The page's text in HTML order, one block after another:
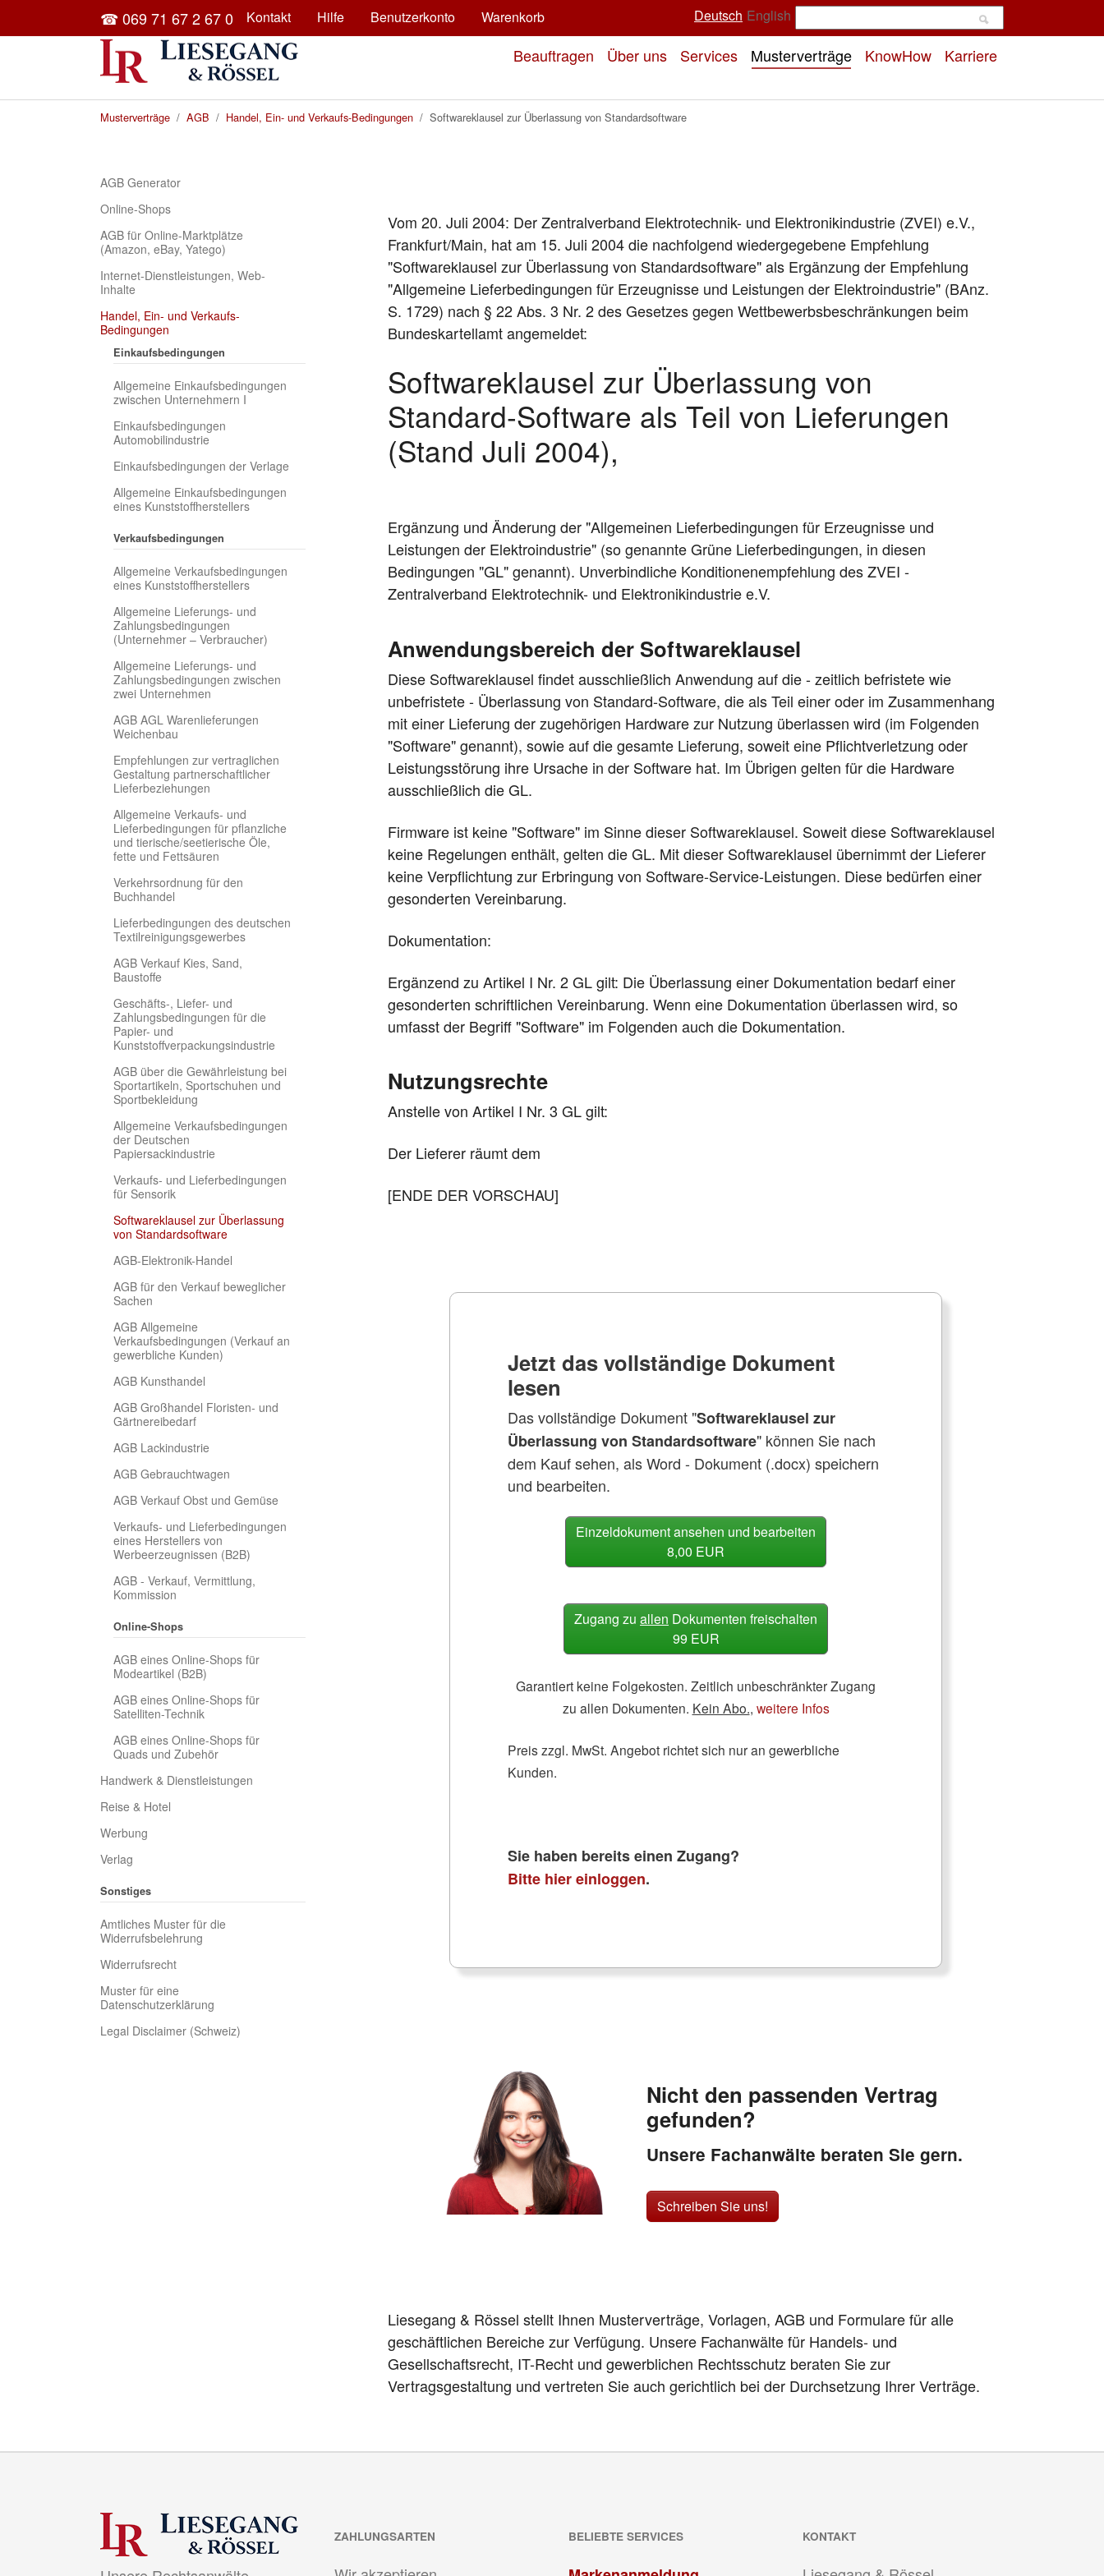
Skip to main content☎ 069 71 67 2 67 0 Kontakt Hilfe Benutzerkonto Warenkorb Deutsch English
Beauftragen Über uns Services Musterverträge KnowHow Karriere
You are here:
Musterverträge AGB Handel, Ein- und Verkaufs-Bedingungen Softwareklausel zur Überlassung von Standardsoftware
AGB Generator
Online-Shops
AGB für Online-Marktplätze
(Amazon, eBay, Yatego)
Internet-Dienstleistungen, Web-
Inhalte
Handel, Ein- und Verkaufs-
Bedingungen
Einkaufsbedingungen
Allgemeine Einkaufsbedingungen
zwischen Unternehmern I
Einkaufsbedingungen
Automobilindustrie
Einkaufsbedingungen der Verlage
Allgemeine Einkaufsbedingungen
eines Kunststoffherstellers
Verkaufsbedingungen
Allgemeine Verkaufsbedingungen
eines Kunststoffherstellers
Allgemeine Lieferungs- und
Zahlungsbedingungen
(Unternehmer – Verbraucher)
Allgemeine Lieferungs- und
Zahlungsbedingungen zwischen
zwei Unternehmen
AGB AGL Warenlieferungen
Weichenbau
Empfehlungen zur vertraglichen
Gestaltung partnerschaftlicher
Lieferbeziehungen
Allgemeine Verkaufs- und
Lieferbedingungen für pflanzliche
und tierische/seetierische Öle,
fette und Fettsäuren
Verkehrsordnung für den
Buchhandel
Lieferbedingungen des deutschen
Textilreinigungsgewerbes
AGB Verkauf Kies, Sand,
Baustoffe
Geschäfts-, Liefer- und
Zahlungsbedingungen für die
Papier- und
Kunststoffverpackungsindustrie
AGB über die Gewährleistung bei
Sportartikeln, Sportschuhen und
Sportbekleidung
Allgemeine Verkaufsbedingungen
der Deutschen
Papiersackindustrie
Verkaufs- und Lieferbedingungen
für Sensorik
Softwareklausel zur Überlassung
von Standardsoftware(current)
AGB-Elektronik-Handel
AGB für den Verkauf beweglicher
Sachen
AGB Allgemeine
Verkaufsbedingungen (Verkauf an
gewerbliche Kunden)
AGB Kunsthandel
AGB Großhandel Floristen- und
Gärtnereibedarf
AGB Lackindustrie
AGB Gebrauchtwagen
AGB Verkauf Obst und Gemüse
Verkaufs- und Lieferbedingungen
eines Herstellers von
Werbeerzeugnissen (B2B)
AGB - Verkauf, Vermittlung,
Kommission
Online-Shops
AGB eines Online-Shops für
Modeartikel (B2B)
AGB eines Online-Shops für
Satelliten-Technik
AGB eines Online-Shops für
Quads und Zubehör
Handwerk & Dienstleistungen
Reise & Hotel
Werbung
Verlag
Sonstiges
Amtliches Muster für die
Widerrufsbelehrung
Widerrufsrecht
Muster für eine
Datenschutzerklärung
Legal Disclaimer (Schweiz)
Vom 20. Juli 2004: Der Zentralverband Elektrotechnik- und Elektronikindustrie (ZVEI) e.V.,
Frankfurt/Main, hat am 15. Juli 2004 die nachfolgend wiedergegebene Empfehlung
"Softwareklausel zur Überlassung von Standardsoftware" als Ergänzung der Empfehlung
"Allgemeine Lieferbedingungen für Erzeugnisse und Leistungen der Elektroindustrie" (BAnz.
S. 1729) nach § 22 Abs. 3 Nr. 2 des Gesetzes gegen Wettbewerbsbeschränkungen beim
Bundeskartellamt angemeldet:
Softwareklausel zur Überlassung von
Standard-Software als Teil von Lieferungen
(Stand Juli 2004),
Ergänzung und Änderung der "Allgemeinen Lieferbedingungen für Erzeugnisse und
Leistungen der Elektroindustrie" (so genannte Grüne Lieferbedingungen, in diesen
Bedingungen "GL" genannt). Unverbindliche Konditionenempfehlung des ZVEI -
Zentralverband Elektrotechnik- und Elektronikindustrie e.V.
Anwendungsbereich der Softwareklausel
Diese Softwareklausel findet ausschließlich Anwendung auf die - zeitlich befristete wie
unbefristete - Überlassung von Standard-Software, die als Teil einer oder im Zusammenhang
mit einer Lieferung der zugehörigen Hardware zur Nutzung überlassen wird (im Folgenden
"Software" genannt), sowie auf die gesamte Lieferung, soweit eine Pflichtverletzung oder
Leistungsstörung ihre Ursache in der Software hat. Im Übrigen gelten für die Hardware
ausschließlich die GL.
Firmware ist keine "Software" im Sinne dieser Softwareklausel. Soweit diese Softwareklausel
keine Regelungen enthält, gelten die GL. Mit dieser Softwareklausel übernimmt der Lieferer
keine Verpflichtung zur Erbringung von Software-Service-Leistungen. Diese bedürfen einer
gesonderten Vereinbarung.
Dokumentation:
Ergänzend zu Artikel I Nr. 2 GL gilt: Die Überlassung einer Dokumentation bedarf einer
gesonderten schriftlichen Vereinbarung. Wenn eine Dokumentation überlassen wird, so
umfasst der Begriff "Software" im Folgenden auch die Dokumentation.
Nutzungsrechte
Anstelle von Artikel I Nr. 3 GL gilt:
Der Lieferer räumt dem
[ENDE DER VORSCHAU]
Jetzt das vollständige Dokument
lesen
Das vollständige Dokument "Softwareklausel zur
Überlassung von Standardsoftware" können Sie nach
dem Kauf sehen, als Word - Dokument (.docx) speichern
und bearbeiten.
Einzeldokument ansehen und bearbeiten
8,00 EUR
Zugang zu allen Dokumenten freischalten
99 EUR
Garantiert keine Folgekosten. Zeitlich unbeschränkter Zugang
zu allen Dokumenten. Kein Abo., weitere Infos
Preis zzgl. MwSt. Angebot richtet sich nur an gewerbliche
Kunden.
Sie haben bereits einen Zugang?
Bitte hier einloggen.
Nicht den passenden Vertrag
gefunden?
Unsere Fachanwälte beraten Sie gern.
Schreiben Sie uns!
Liesegang & Rössel stellt Ihnen Musterverträge, Vorlagen, AGB und Formulare für alle
geschäftlichen Bereiche zur Verfügung. Unsere Fachanwälte für Handels- und
Gesellschaftsrecht, IT-Recht und gewerblichen Rechtsschutz beraten Sie zur
Vertragsgestaltung und vertreten Sie auch gerichtlich bei der Durchsetzung Ihrer Verträge.
ZAHLUNGSARTEN BELIEBTE SERVICES KONTAKT